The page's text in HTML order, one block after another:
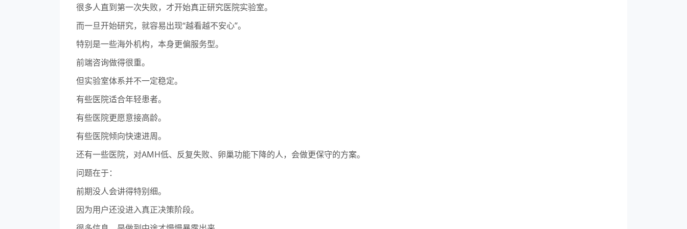
很多人直到第一次失败，才开始真正研究医院实验室。
而一旦开始研究，就容易出现“越看越不安心”。
特别是一些海外机构，本身更偏服务型。
前端咨询做得很重。
但实验室体系并不一定稳定。
有些医院适合年轻患者。
有些医院更愿意接高龄。
有些医院倾向快速进周。
还有一些医院，对AMH低、反复失败、卵巢功能下降的人，会做更保守的方案。
问题在于：
前期没人会讲得特别细。
因为用户还没进入真正决策阶段。